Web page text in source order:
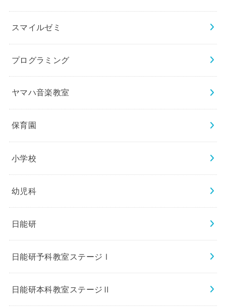
スマイルゼミ
プログラミング
ヤマハ音楽教室
保育園
小学校
幼児科
日能研
日能研予科教室ステージⅠ
日能研本科教室ステージⅡ